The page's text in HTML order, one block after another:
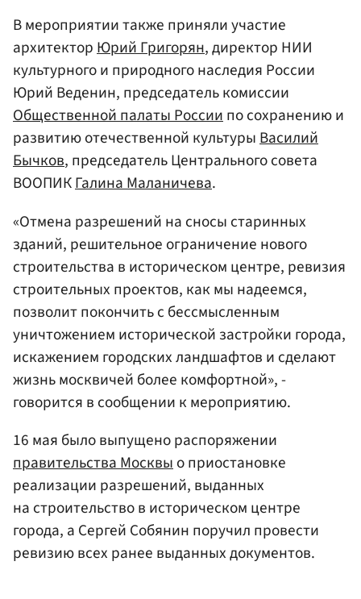
В мероприятии также приняли участие
архитекторЮрий Григорян, директор НИИ
культурного и природного наследия России
Юрий Веденин, председатель комиссии
Общественной палаты Россиипо сохранению и
развитию отечественной культурыВасилий
Бычков, председатель Центрального совета
ВООПИКГалина Маланичева.
«Отмена разрешений на сносы старинных
зданий, решительное ограничение нового
строительства в историческом центре, ревизия
строительных проектов, как мы надеемся,
позволит покончить с бессмысленным
уничтожением исторической застройки города,
искажением городских ландшафтов и сделают
жизнь москвичей более комфортной», -
говорится в сообщении к мероприятию.
16 мая было выпущено распоряжении
правительства Москвыо приостановке
реализации разрешений, выданных
на строительство в историческом центре
города, а Сергей Собянин поручил провести
ревизию всех ранее выданных документов.